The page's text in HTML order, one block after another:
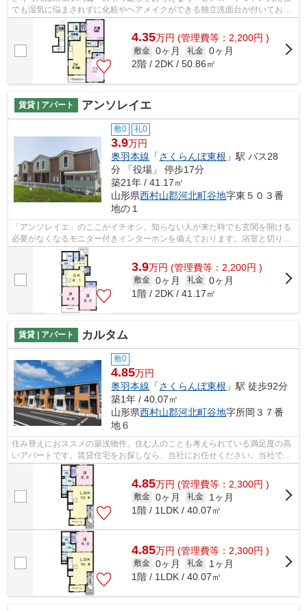
でも湿気に悩まされずに化粧やヘアメイクができる独立洗面台が付いており
ます。新しい生活のスタートにおすす...
4.35万円 (管理費等：2,200円 )
敷金 0ヶ月 礼金 0ヶ月
2階 / 2DK / 50.86㎡
賃貸 | アパート アンソレイエ
敷0 礼0
3.9万円
奥羽本線 「さくらんぼ東根 」駅 バス28
分 「役場」 停歩17分
築21年 / 41.17㎡
山形県西村山郡河北町谷地字東５０３番
地の１
「アンソレイエ」のここがイチオシ。知らない人が来た時でも玄関を開ける
必要がなくなるモニター付きインターホンを備えております。浴室と切り離
されているので湿気に悩まされること...
3.9万円 (管理費等：2,200円 )
敷金 0ヶ月 礼金 0ヶ月
1階 / 2DK / 41.17㎡
賃貸 | アパート カルタム
敷0
4.85万円
奥羽本線 「さくらんぼ東根 」駅 徒歩92分
築1年 / 40.07㎡
山形県西村山郡河北町谷地字所岡３７番
地６
住み替えにおススメの築浅物件。住む人のことも考えられている満足度の高
いアパートです。賃貸住宅をお探しなら、当社にお任せください。当社でな
ら、お好みのエリアから物件情報をご...
4.85万円 (管理費等：2,300円 )
敷金 0ヶ月 礼金
1ヶ月
1階 / 1LDK / 40.07㎡
4.85万円 (管理費等：2,300円 )
敷金 0ヶ月 礼金
1ヶ月
1階 / 1LDK / 40.07㎡